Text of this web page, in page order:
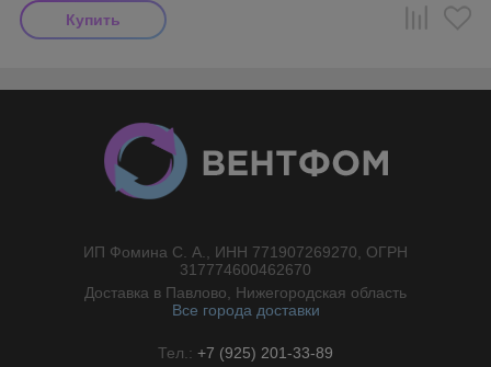
ИП Фомина С. А., ИНН 771907269270, ОГРН
317774600462670
Доставка в Павлово, Нижегородская область
Все города доставки
Тел.: +7 (925) 201-33-89